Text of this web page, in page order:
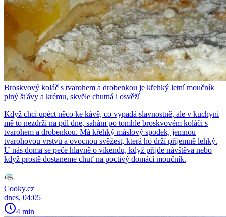
Broskvový koláč s tvarohem a drobenkou je křehký letní moučník
plný šťávy a krému, skvěle chutná i osvěží
Když chci upéct něco ke kávě, co vypadá slavnostně, ale v kuchyni
mě to nezdrží na půl dne, sahám po tomhle broskvovém koláči s
tvarohem a drobenkou. Má křehký máslový spodek, jemnou
tvarohovou vrstvu a ovocnou svěžest, která ho drží příjemně lehký.
U nás doma se peče hlavně o víkendu, když přijde návštěva nebo
když prostě dostaneme chuť na poctivý domácí moučník.
Cooky.cz
dnes, 04:05
4 min